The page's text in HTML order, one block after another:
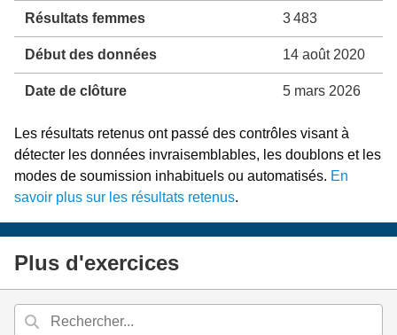
Résultats femmes 3 483
Début des données 14 août 2020
Date de clôture 5 mars 2026
Les résultats retenus ont passé des contrôles visant à
détecter les données invraisemblables, les doublons et les
modes de soumission inhabituels ou automatisés. En
savoir plus sur les résultats retenus.
Plus d'exercices